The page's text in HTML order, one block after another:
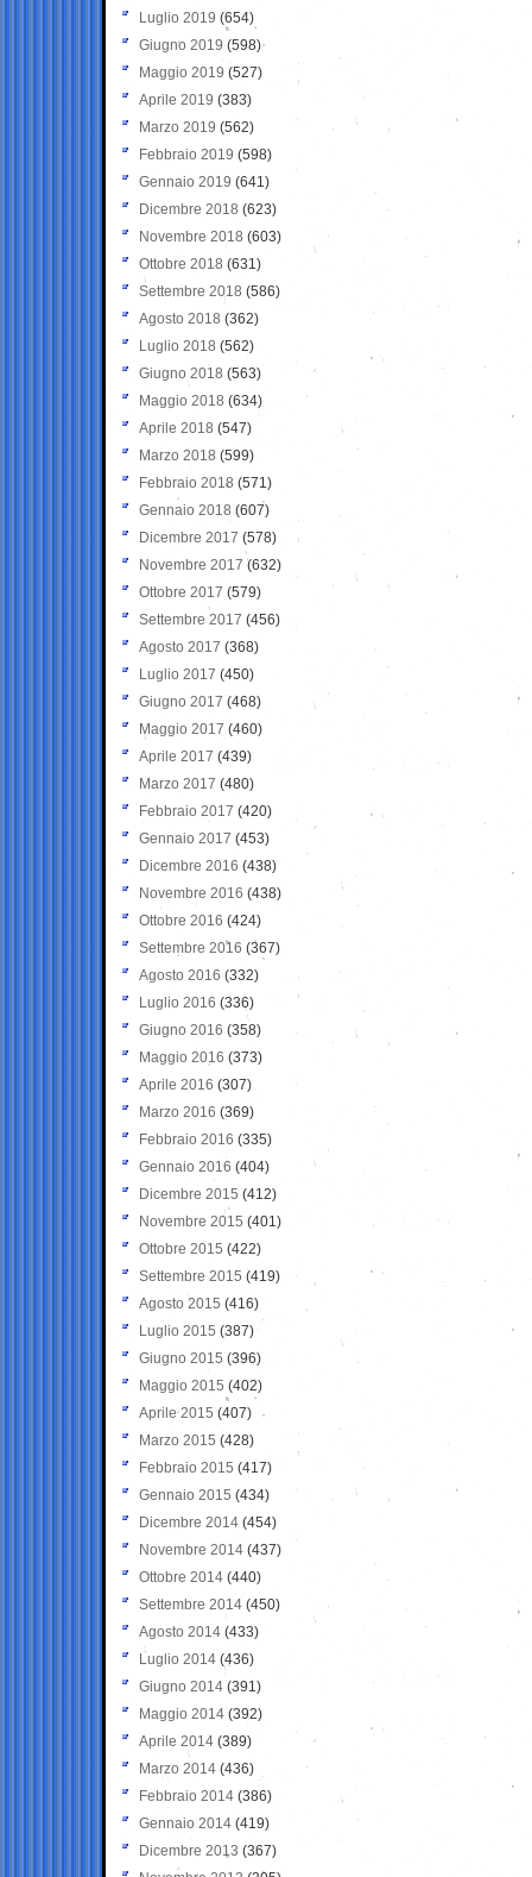
Luglio 2019 (654)
Giugno 2019 (598)
Maggio 2019 (527)
Aprile 2019 (383)
Marzo 2019 (562)
Febbraio 2019 (598)
Gennaio 2019 (641)
Dicembre 2018 (623)
Novembre 2018 (603)
Ottobre 2018 (631)
Settembre 2018 (586)
Agosto 2018 (362)
Luglio 2018 (562)
Giugno 2018 (563)
Maggio 2018 (634)
Aprile 2018 (547)
Marzo 2018 (599)
Febbraio 2018 (571)
Gennaio 2018 (607)
Dicembre 2017 (578)
Novembre 2017 (632)
Ottobre 2017 (579)
Settembre 2017 (456)
Agosto 2017 (368)
Luglio 2017 (450)
Giugno 2017 (468)
Maggio 2017 (460)
Aprile 2017 (439)
Marzo 2017 (480)
Febbraio 2017 (420)
Gennaio 2017 (453)
Dicembre 2016 (438)
Novembre 2016 (438)
Ottobre 2016 (424)
Settembre 2016 (367)
Agosto 2016 (332)
Luglio 2016 (336)
Giugno 2016 (358)
Maggio 2016 (373)
Aprile 2016 (307)
Marzo 2016 (369)
Febbraio 2016 (335)
Gennaio 2016 (404)
Dicembre 2015 (412)
Novembre 2015 (401)
Ottobre 2015 (422)
Settembre 2015 (419)
Agosto 2015 (416)
Luglio 2015 (387)
Giugno 2015 (396)
Maggio 2015 (402)
Aprile 2015 (407)
Marzo 2015 (428)
Febbraio 2015 (417)
Gennaio 2015 (434)
Dicembre 2014 (454)
Novembre 2014 (437)
Ottobre 2014 (440)
Settembre 2014 (450)
Agosto 2014 (433)
Luglio 2014 (436)
Giugno 2014 (391)
Maggio 2014 (392)
Aprile 2014 (389)
Marzo 2014 (436)
Febbraio 2014 (386)
Gennaio 2014 (419)
Dicembre 2013 (367)